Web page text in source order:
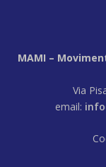
MAMI –
Via
email: